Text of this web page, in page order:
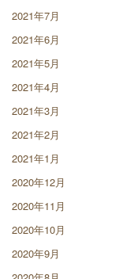
2021年7月
2021年6月
2021年5月
2021年4月
2021年3月
2021年2月
2021年1月
2020年12月
2020年11月
2020年10月
2020年9月